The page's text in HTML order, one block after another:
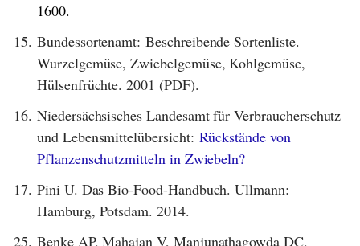
1600.
15. Bundessortenamt: Beschreibende Sortenliste.
Wurzelgemüse, Zwiebelgemüse, Kohlgemüse,
Hülsenfrüchte. 2001 (PDF).
16. Niedersächsisches Landesamt für Verbraucherschutz
und Lebensmittelübersicht: Rückstände von
Pflanzenschutzmitteln in Zwiebeln?
17. Pini U. Das Bio-Food-Handbuch. Ullmann:
Hamburg, Potsdam. 2014.
25. Benke AP, Mahajan V, Manjunathagowda DC,